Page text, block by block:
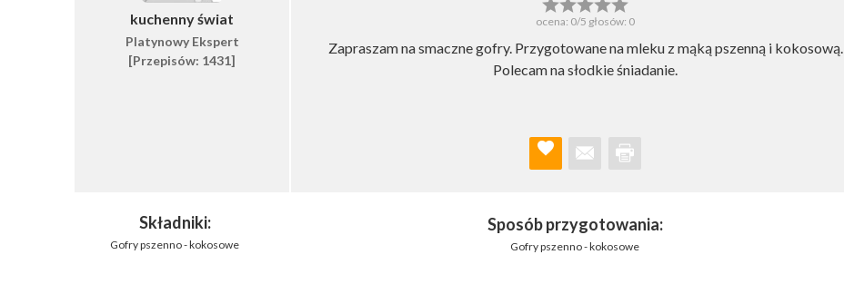
kuchenny świat
Platynowy Ekspert
[Przepisów: 1431]
ocena: 0/5 głosów: 0
Zapraszam na smaczne gofry. Przygotowane na mleku z mąką pszenną i kokosową.
Polecam na słodkie śniadanie.
Składniki:
Gofry pszenno - kokosowe
Sposób przygotowania:
Gofry pszenno - kokosowe